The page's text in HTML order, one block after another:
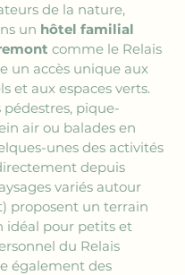
de la nature,
un hôtel familial
comme le Relais
un accès unique aux
et aux espaces verts.
pédestres, pique-
air ou balades en
unes des activités
depuis
variés autour
proposent un terrain
idéal pour petits et
du Relais
également des